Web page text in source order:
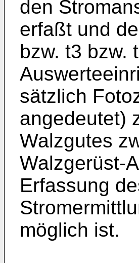
den
erfaßt und
bzw. t3 bzw.
sätzlich
angedeutet)
Walzgutes
Walzgerüst-
Erfassung
möglich ist.